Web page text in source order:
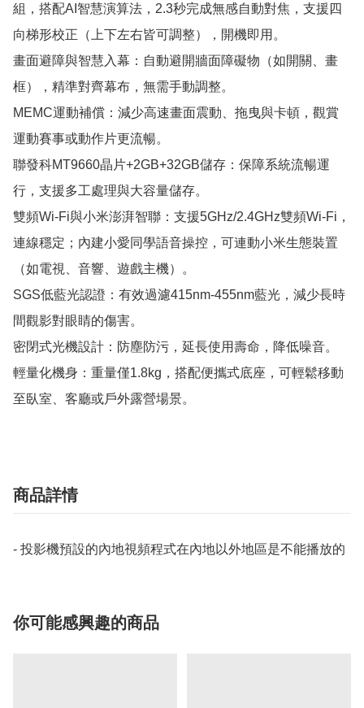
組，搭配AI智慧演算法，2.3秒完成無感自動對焦，支援四
向梯形校正（上下左右皆可調整），開機即用。
畫面避障與智慧入幕：自動避開牆面障礙物（如開關、畫
框），精準對齊幕布，無需手動調整。
MEMC運動補償：減少高速畫面震動、拖曳與卡頓，觀賞
運動賽事或動作片更流暢。
聯發科MT9660晶片+2GB+32GB儲存：保障系統流暢運
行，支援多工處理與大容量儲存。
雙頻Wi-Fi與小米澎湃智聯：支援5GHz/2.4GHz雙頻Wi-Fi，
連線穩定；內建小愛同學語音操控，可連動小米生態裝置
（如電視、音響、遊戲主機）。
SGS低藍光認證：有效過濾415nm-455nm藍光，減少長時
間觀影對眼睛的傷害。
密閉式光機設計：防塵防污，延長使用壽命，降低噪音。
輕量化機身：重量僅1.8kg，搭配便攜式底座，可輕鬆移動
商品詳情
- 投影機預設的內地視頻程式在內地以外地區是不能播放的
你可能感興趣的商品